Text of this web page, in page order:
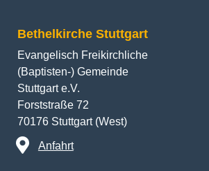
Bethelkirche Stuttgart
Evangelisch Freikirchliche
(Baptisten-) Gemeinde
Stuttgart e.V.
Forststraße 72
70176 Stuttgart (West)
Anfahrt